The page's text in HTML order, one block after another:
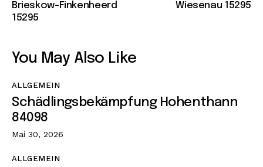
Brieskow-Finkenheerd
15295
Wiesenau 15295
You May Also Like
ALLGEMEIN
Schädlingsbekämpfung Hohenthann
84098
Mai 30, 2026
ALLGEMEIN